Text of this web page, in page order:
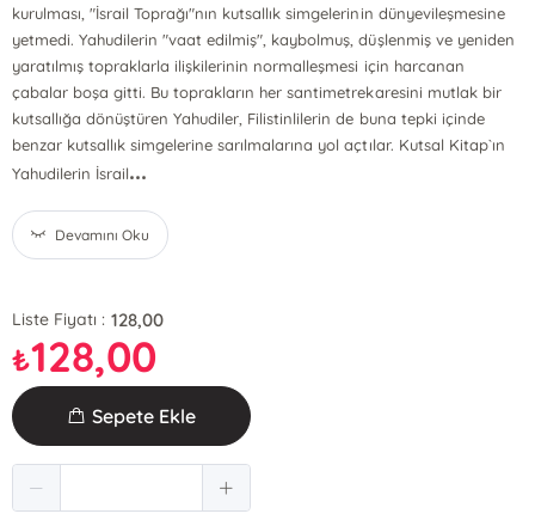
kurulması, "İsrail Toprağı"nın kutsallık simgelerinin dünyevileşmesine
yetmedi. Yahudilerin "vaat edilmiş", kaybolmuş, düşlenmiş ve yeniden
yaratılmış topraklarla ilişkilerinin normalleşmesi için harcanan
çabalar boşa gitti. Bu toprakların her santimetrekaresini mutlak bir
kutsallığa dönüştüren Yahudiler, Filistinlilerin de buna tepki içinde
benzar kutsallık simgelerine sarılmalarına yol açtılar. Kutsal Kitap`ın
Yahudilerin İsrail...
Devamını Oku
Liste Fiyatı : 128,00
₺128,00
Sepete Ekle